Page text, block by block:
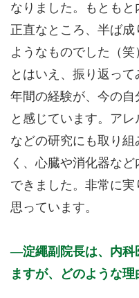
なりました。もともと
正直なところ、半ば
ようなものでした（笑
とはいえ、振り返っ
年間の経験が、今の
と感じています。ア
などの研究にも取り
く、心臓や消化器な
できました。非常に
思っています。
淀繩副院長は、内
ますが、どのような